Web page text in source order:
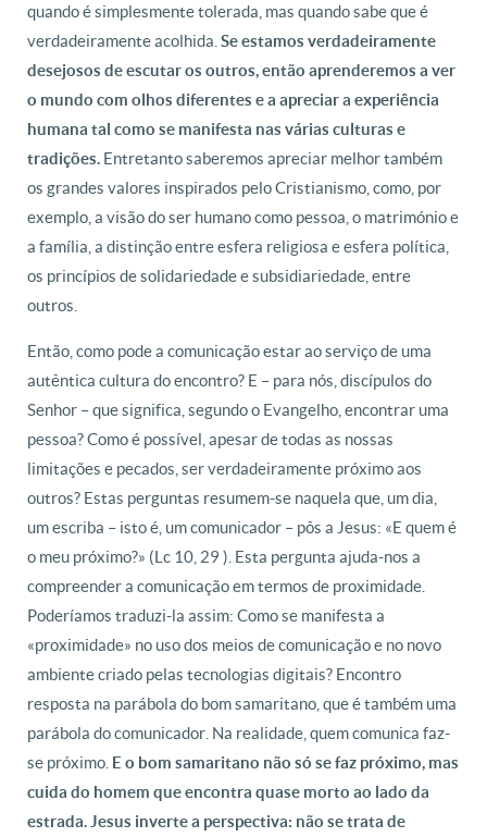
quando é simplesmente tolerada, mas quando sabe que é
verdadeiramente acolhida. Se estamos verdadeiramente
desejosos de escutar os outros, então aprenderemos a ver
o mundo com olhos diferentes e a apreciar a experiência
humana tal como se manifesta nas várias culturas e
tradições. Entretanto saberemos apreciar melhor também
os grandes valores inspirados pelo Cristianismo, como, por
exemplo, a visão do ser humano como pessoa, o matrimónio e
a família, a distinção entre esfera religiosa e esfera política,
os princípios de solidariedade e subsidiariedade, entre
outros.
Então, como pode a comunicação estar ao serviço de uma
autêntica cultura do encontro? E – para nós, discípulos do
Senhor – que significa, segundo o Evangelho, encontrar uma
pessoa? Como é possível, apesar de todas as nossas
limitações e pecados, ser verdadeiramente próximo aos
outros? Estas perguntas resumem-se naquela que, um dia,
um escriba – isto é, um comunicador – pôs a Jesus: «E quem é
o meu próximo?» (Lc 10, 29 ). Esta pergunta ajuda-nos a
compreender a comunicação em termos de proximidade.
Poderíamos traduzi-la assim: Como se manifesta a
«proximidade» no uso dos meios de comunicação e no novo
ambiente criado pelas tecnologias digitais? Encontro
resposta na parábola do bom samaritano, que é também uma
parábola do comunicador. Na realidade, quem comunica faz-
se próximo. E o bom samaritano não só se faz próximo, mas
cuida do homem que encontra quase morto ao lado da
estrada. Jesus inverte a perspectiva: não se trata de